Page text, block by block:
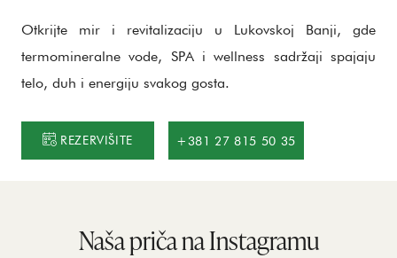
Otkrijte mir i revitalizaciju u Lukovskoj Banji, gde
termomineralne vode, SPA i wellness sadržaji spajaju
telo, duh i energiju svakog gosta.
REZERVIŠITE +381 27 815 50 35
Naša priča na Instagramu